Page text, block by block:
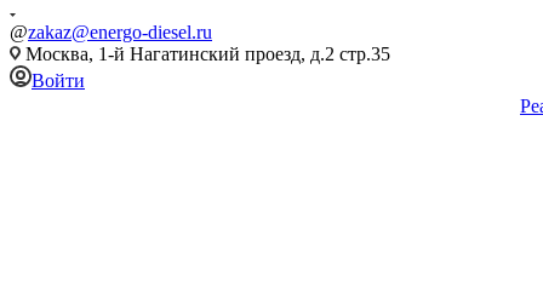
@zakaz@energo-diesel.ru
Москва, 1-й Нагатинский проезд, д.2 стр.35
Войти